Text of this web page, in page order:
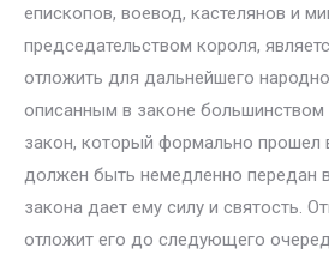
епископов, воевод, кастелянов и
председательством короля,
отложить для дальнейшего
описанным в законе
закон, который формально прошел
должен быть немедленно передан
закона дает ему силу и святость.
отложит его до следующего